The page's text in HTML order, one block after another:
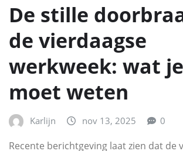
De stille
de vierdaagse
werkweek: wat
moet weten
Karlijn nov 13, 2025 0
Recente berichtgeving laat zien dat de